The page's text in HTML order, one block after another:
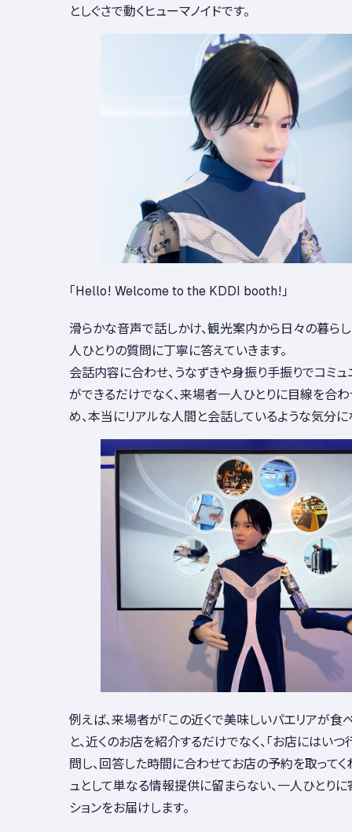
としぐさで動くヒューマノイドです。
「Hello! Welcome to the KDDI booth!」
滑らかな音声で話しかけ、観光案内から日々の暮ら
人ひとりの質問に丁寧に答えていきます。
会話内容に合わせ、うなずきや身振り手振りでコミュ
ができるだけでなく、来場者一人ひとりに目線を合
め、本当にリアルな人間と会話しているような気分に
例えば、来場者が「この近くで美味しいパエリアが食
と、近くのお店を紹介するだけでなく、「お店にはいつ
問し、回答した時間に合わせてお店の予約を取ってく
ュとして単なる情報提供に留まらない、一人ひとり
ションをお届けします。